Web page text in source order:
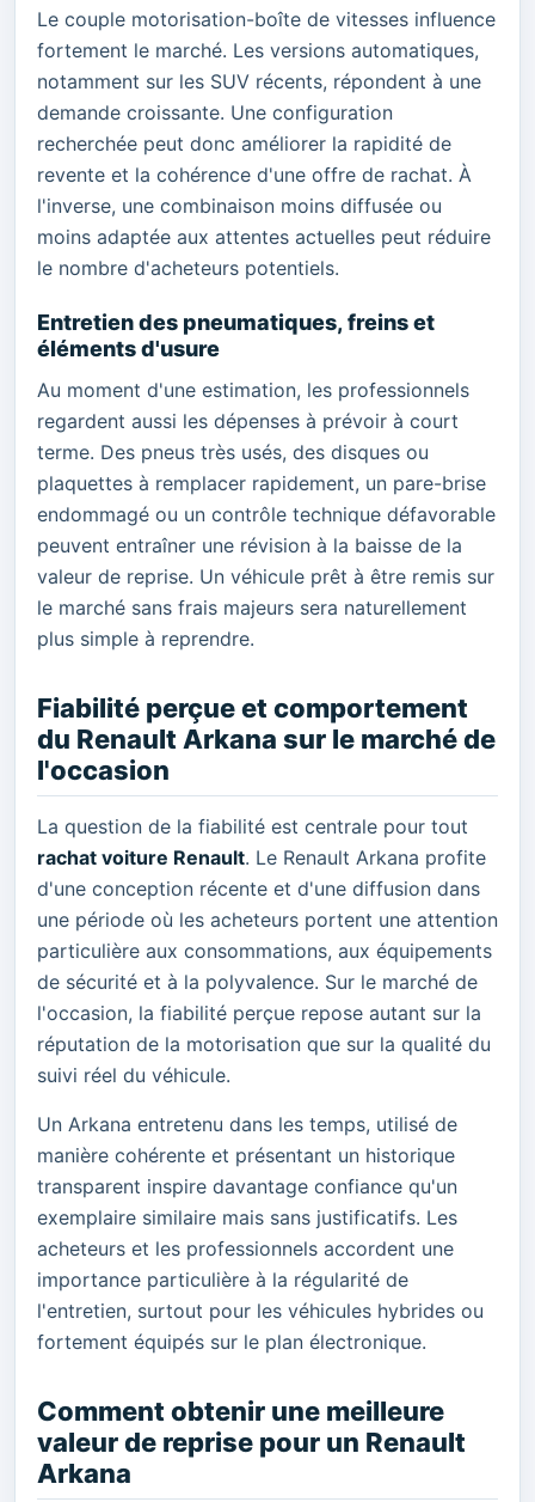
Le couple motorisation-boîte de vitesses influence
fortement le marché. Les versions automatiques,
notamment sur les SUV récents, répondent à une
demande croissante. Une configuration
recherchée peut donc améliorer la rapidité de
revente et la cohérence d'une offre de rachat. À
l'inverse, une combinaison moins diffusée ou
moins adaptée aux attentes actuelles peut réduire
le nombre d'acheteurs potentiels.
Entretien des pneumatiques, freins et
éléments d'usure
Au moment d'une estimation, les professionnels
regardent aussi les dépenses à prévoir à court
terme. Des pneus très usés, des disques ou
plaquettes à remplacer rapidement, un pare-brise
endommagé ou un contrôle technique défavorable
peuvent entraîner une révision à la baisse de la
valeur de reprise. Un véhicule prêt à être remis sur
le marché sans frais majeurs sera naturellement
plus simple à reprendre.
Fiabilité perçue et comportement
du Renault Arkana sur le marché de
l'occasion
La question de la fiabilité est centrale pour tout
rachat voiture Renault. Le Renault Arkana profite
d'une conception récente et d'une diffusion dans
une période où les acheteurs portent une attention
particulière aux consommations, aux équipements
de sécurité et à la polyvalence. Sur le marché de
l'occasion, la fiabilité perçue repose autant sur la
réputation de la motorisation que sur la qualité du
suivi réel du véhicule.
Un Arkana entretenu dans les temps, utilisé de
manière cohérente et présentant un historique
transparent inspire davantage confiance qu'un
exemplaire similaire mais sans justificatifs. Les
acheteurs et les professionnels accordent une
importance particulière à la régularité de
l'entretien, surtout pour les véhicules hybrides ou
fortement équipés sur le plan électronique.
Comment obtenir une meilleure
valeur de reprise pour un Renault
Arkana